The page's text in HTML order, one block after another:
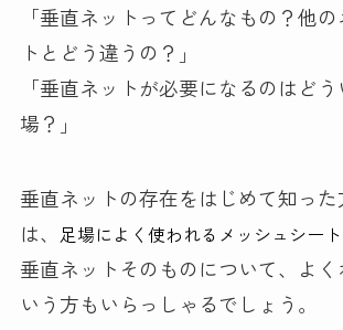
「垂直ネットってどんなもの？他
トとどう違うの？」
「垂直ネットが必要になるのはど
場？」
垂直ネットの存在をはじめて知った
は、 足場によく使われるメッシュシート
垂直ネットそのものについて、よく
いう方もいらっしゃるでしょう。